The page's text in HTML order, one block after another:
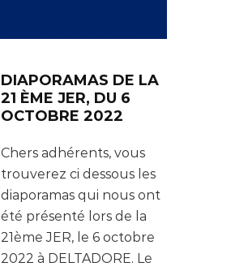
DIAPORAMAS DE LA
21 ÈME JER, DU 6
OCTOBRE 2022
Chers adhérents, vous
trouverez ci dessous les
diaporamas qui nous ont
été présenté lors de la
21ème JER, le 6 octobre
2022 à DELTADORE. Le